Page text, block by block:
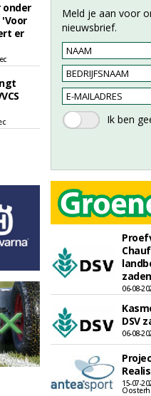
onder
er
Meld je aan voor
nieuwsbrief.
06-08-
DSV
06-08-
15-07-